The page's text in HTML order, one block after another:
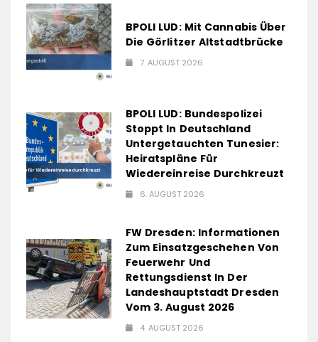
BPOLI LUD: Mit Cannabis Über
Die Görlitzer Altstadtbrücke
7. AUGUST 2026
BPOLI LUD: Bundespolizei
Stoppt In Deutschland
Untergetauchten Tunesier:
Heiratspläne Für
Wiedereinreise Durchkreuzt
6. AUGUST 2026
FW Dresden: Informationen
Zum Einsatzgeschehen Von
Feuerwehr Und
Rettungsdienst In Der
Landeshauptstadt Dresden
Vom 3. August 2026
4. AUGUST 2026